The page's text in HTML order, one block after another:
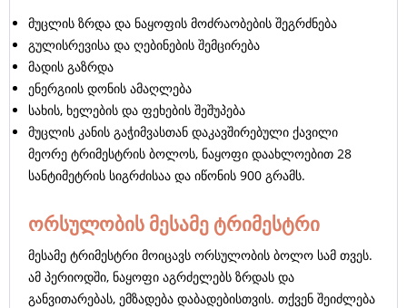
მუცლის ზრდა და ნაყოფის მოძრაობების შეგრძნება
გულისრევისა და ღებინების შემცირება
მადის გაზრდა
ენერგიის დონის ამაღლება
სახის, ხელების და ფეხების შეშუპება
მუცლის კანის გაჭიმვასთან დაკავშირებული ქავილი
მეორე ტრიმესტრის ბოლოს, ნაყოფი დაახლოებით 28
სანტიმეტრის სიგრძისაა და იწონის 900 გრამს.
ორსულობის მესამე ტრიმესტრი
მესამე ტრიმესტრი მოიცავს ორსულობის ბოლო სამ თვეს.
ამ პერიოდში, ნაყოფი აგრძელებს ზრდას და
განვითარებას, ემზადება დაბადებისთვის. თქვენ შეიძლება